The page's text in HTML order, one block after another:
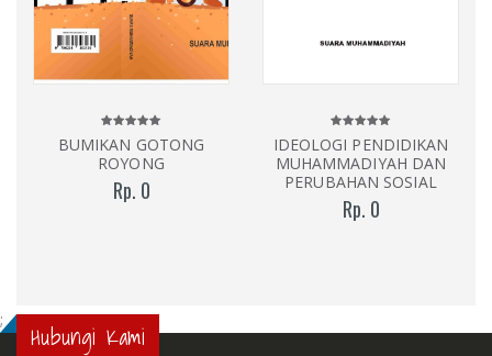
BUMIKAN GOTONG
ROYONG
Rp. 0
IDEOLOGI PENDIDIKAN
MUHAMMADIYAH DAN
PERUBAHAN SOSIAL
Rp. 0
; Hubungi Kami